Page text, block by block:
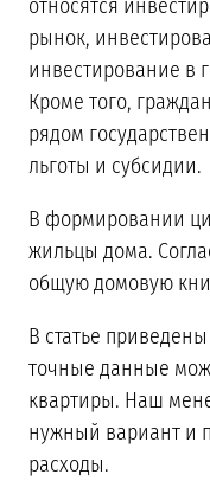
рынок,
инвестирование в
Кроме того,
рядом
льготы и субсидии.
В формировании
жильцы дома.
общую домовую
В статье
точные данные
квартиры. Наш
нужный вариант и
расходы.